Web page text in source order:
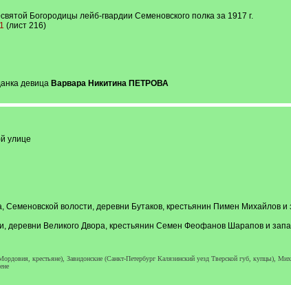
Богородицы лейб-гвардии Семеновского полка за 1917 г.
(лист 216)
девица Варвара Никитина ПЕТРОВА
улице
Семеновской волости, деревни Бутаков, крестьянин Пимен Михайлов
деревни Великого Двора, крестьянин Семен Феофанов Шарапов и
крестьяне), Завидонские (Санкт-Петербург Калязинский уезд Тверской губ, купцы),